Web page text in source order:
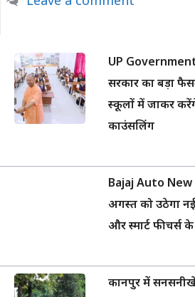
UP
सरकार का बड़ा
स्कूलों में जाकर करेंगे
काउंसलिंग
Bajaj Auto New
अगस्त को उठेगा नई
और स्मार्ट फीचर्स
कानपुर में